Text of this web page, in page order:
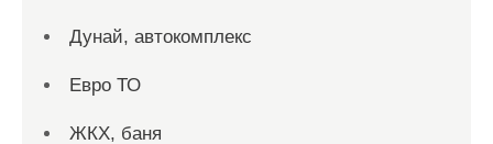
Дунай, автокомплекс
Евро ТО
ЖКХ, баня